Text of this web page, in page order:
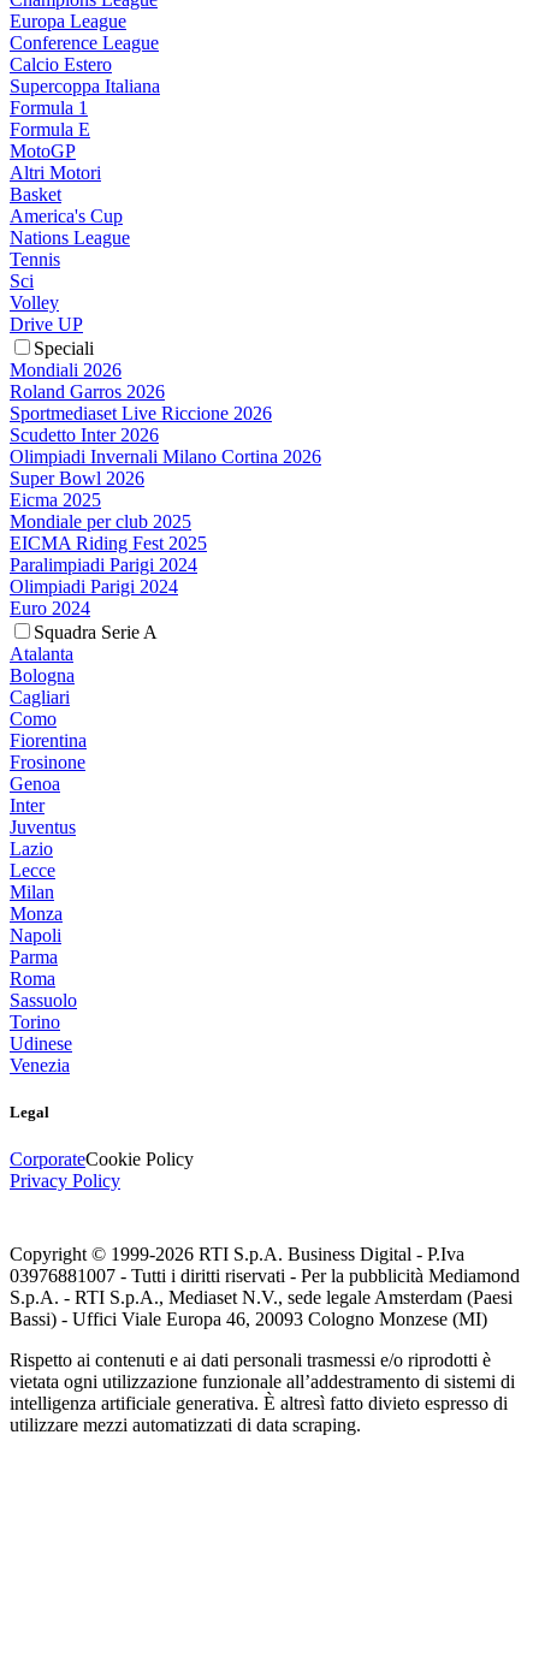
Europa League
Conference League
Calcio Estero
Supercoppa Italiana
Formula 1
Formula E
MotoGP
Altri Motori
Basket
America's Cup
Nations League
Tennis
Sci
Volley
Drive UP
Speciali
Mondiali 2026
Roland Garros 2026
Sportmediaset Live Riccione 2026
Scudetto Inter 2026
Olimpiadi Invernali Milano Cortina 2026
Super Bowl 2026
Eicma 2025
Mondiale per club 2025
EICMA Riding Fest 2025
Paralimpiadi Parigi 2024
Olimpiadi Parigi 2024
Euro 2024
Squadra Serie A
Atalanta
Bologna
Cagliari
Como
Fiorentina
Frosinone
Genoa
Inter
Juventus
Lazio
Lecce
Milan
Monza
Napoli
Parma
Roma
Sassuolo
Torino
Udinese
Venezia
Legal
CorporateCookie Policy
Privacy Policy
Copyright © 1999-2026 RTI S.p.A. Business Digital - P.Iva
03976881007 - Tutti i diritti riservati - Per la pubblicità Mediamond
S.p.A. - RTI S.p.A., Mediaset N.V., sede legale Amsterdam (Paesi
Bassi) - Uffici Viale Europa 46, 20093 Cologno Monzese (MI)
Rispetto ai contenuti e ai dati personali trasmessi e/o riprodotti è
vietata ogni utilizzazione funzionale all’addestramento di sistemi di
intelligenza artificiale generativa. È altresì fatto divieto espresso di
utilizzare mezzi automatizzati di data scraping.